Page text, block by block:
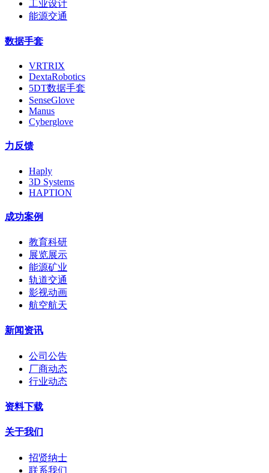
工业设计
能源交通
数据手套
VRTRIX
DextaRobotics
5DT数据手套
SenseGlove
Manus
Cyberglove
力反馈
Haply
3D Systems
HAPTION
成功案例
教育科研
展览展示
能源矿业
轨道交通
影视动画
航空航天
新闻资讯
公司公告
厂商动态
行业动态
资料下载
关于我们
招贤纳士
联系我们